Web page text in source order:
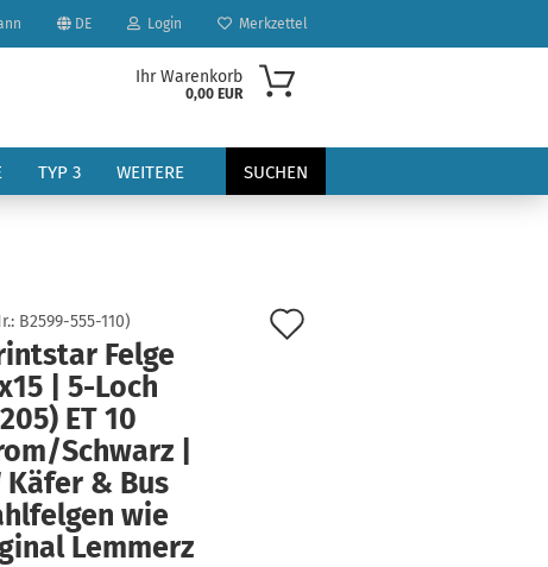
DE Login Merkzettel
Ihr Warenkorb
0,00 EUR
TYP 3 SUCHEN
WEITERE
B2599-555-110)
Felge
| 5-Loch
ET 10
Schwarz |
Käfer & Bus
wie
Lemmerz